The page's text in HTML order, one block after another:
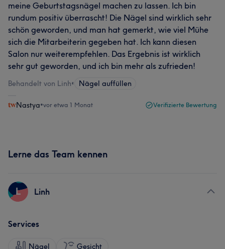
meine Geburtstagsnägel machen zu lassen. Ich bin
rundum positiv überrascht! Die Nägel sind wirklich sehr
schön geworden, und man hat gemerkt, wie viel Mühe
sich die Mitarbeiterin gegeben hat. Ich kann diesen
Salon nur weiterempfehlen. Das Ergebnis ist wirklich
sehr gut geworden, und ich bin mehr als zufrieden!
Behandelt von Linh• Nägel auffüllen
Nastya•vor etwa 1 Monat Verifizierte Bewertung
Lerne das Team kennen
L Linh
Services
Nägel Gesicht